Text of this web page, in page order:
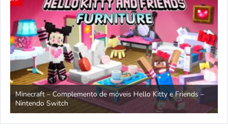
Minecraft – Complemento de móveis Hello Kitty e Friends –
Nintendo Switch